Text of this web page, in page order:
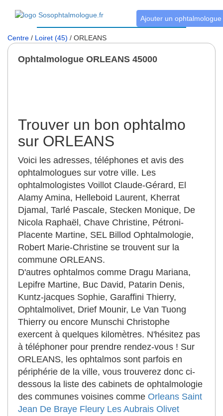
Ajouter un ophtalmologue
Centre / Loiret (45) / ORLEANS
Ophtalmologue ORLEANS 45000
Trouver un bon ophtalmo
sur ORLEANS
Voici les adresses, téléphones et avis des
ophtalmologues sur votre ville. Les
ophtalmologistes Voillot Claude-Gérard, El
Alamy Amina, Helleboid Laurent, Kherrat
Djamal, Tarlé Pascale, Stecken Monique, De
Nicola Raphaël, Chave Christine, Pétroni-
Placente Martine, SEL Billod Ophtalmologie,
Robert Marie-Christine se trouvent sur la
commune ORLEANS.
D'autres ophtalmos comme Dragu Mariana,
Lepifre Martine, Buc David, Patarin Denis,
Kuntz-jacques Sophie, Garaffini Thierry,
Ophtalmolivet, Drief Mounir, Le Van Tuong
Thierry ou encore Munschi Christophe
exercent à quelques kilomètres. N'hésitez pas
à téléphoner pour prendre rendez-vous ! Sur
ORLEANS, les ophtalmos sont parfois en
périphérie de la ville, vous trouverez donc ci-
dessous la liste des cabinets de ophtalmologie
des communes voisines comme Orleans Saint
Jean De Braye Fleury Les Aubrais Olivet